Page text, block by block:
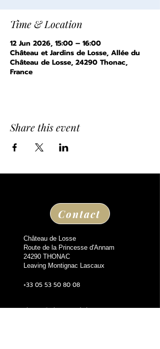
Time & Location
12 Jun 2026, 15:00 – 16:00
Château et Jardins de Losse, Allée du
Château de Losse, 24290 Thonac,
France
Share this event
Contact
Château de Losse
Route de la Princesse d'Annam
24290 THONAC
Leaving Montignac Lascaux
+33 05 53 50 80 08
losse@chateaudelosse.com